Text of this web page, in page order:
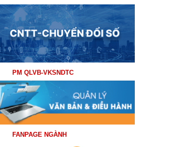
PM QLVB-VKSNDTC
FANPAGE NGÀNH